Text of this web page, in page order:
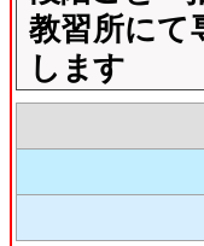
教習所にて
します